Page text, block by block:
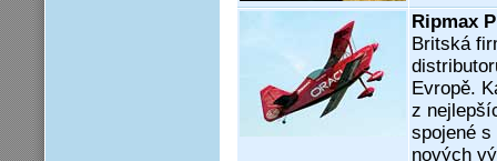
Ripmax
Britská
Evropě.
z
spojené s
nových